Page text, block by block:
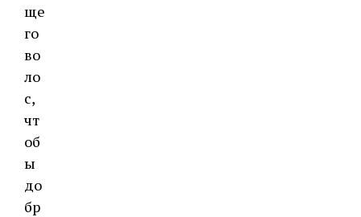
ще
го
во
ло
с,
чт
об
ы
до
бр